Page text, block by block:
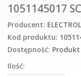
1051145017
Producent:
Kod produktu:
Dostępność:
Ilość: